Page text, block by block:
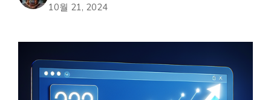
10월 21, 2024